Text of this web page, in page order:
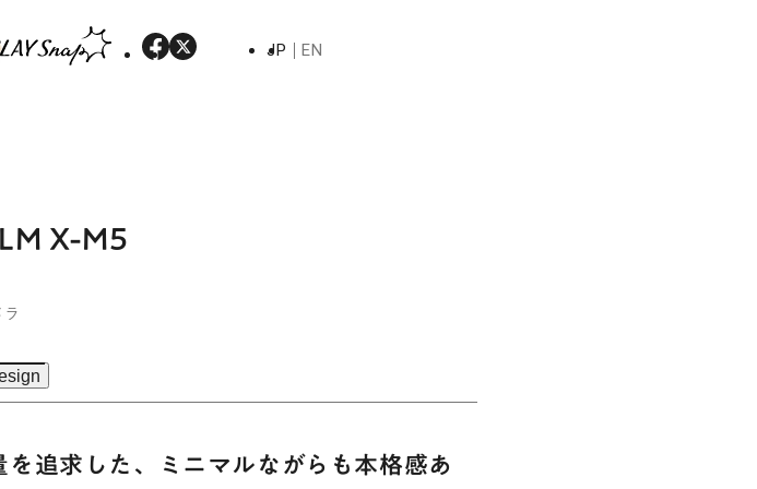
JP EN
X-M5
ラ
を追求した、ミニマルながらも本格感あ